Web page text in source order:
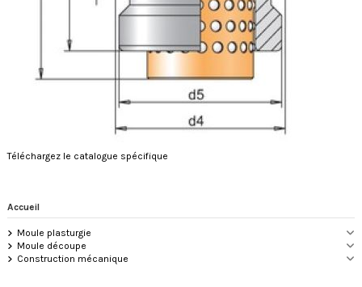
Téléchargez le catalogue spécifique
Accueil
Moule plasturgie
Moule découpe
Construction mécanique